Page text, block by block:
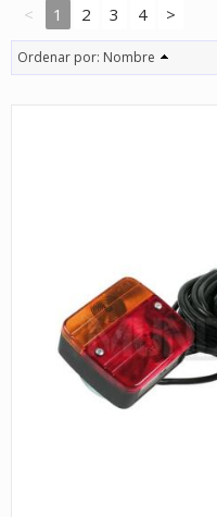
< 1 2 3 4 >
Ordenar por: Nombre